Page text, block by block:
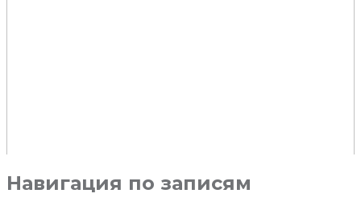
Навигация по записям